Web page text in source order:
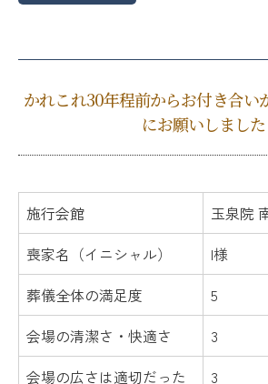
かれこれ30年程前からお付き合い
にお願いしました
施行会館
玉泉院
喪家名（イニシャル）
I様
葬儀全体の満足度
5
会場の清潔さ・快適さ
3
会場の広さは適切だった
3